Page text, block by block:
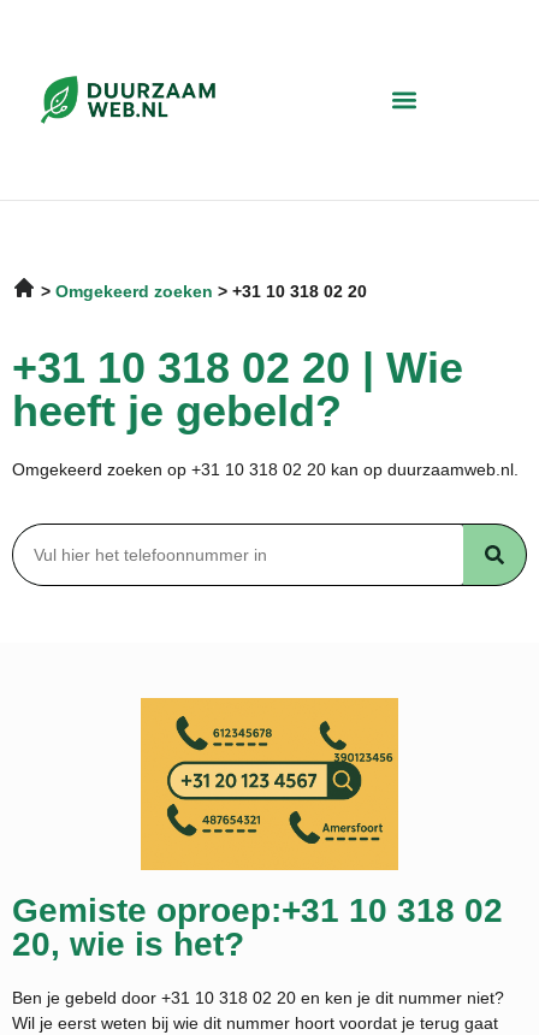
Omgekeerd zoeken +31 10 318 02 20
+31 10 318 02 20 | Wie
heeft je gebeld?
Omgekeerd zoeken op +31 10 318 02 20 kan op duurzaamweb.nl.
Gemiste oproep:+31 10 318 02
20, wie is het?
Ben je gebeld door +31 10 318 02 20 en ken je dit nummer niet?
Wil je eerst weten bij wie dit nummer hoort voordat je terug gaat